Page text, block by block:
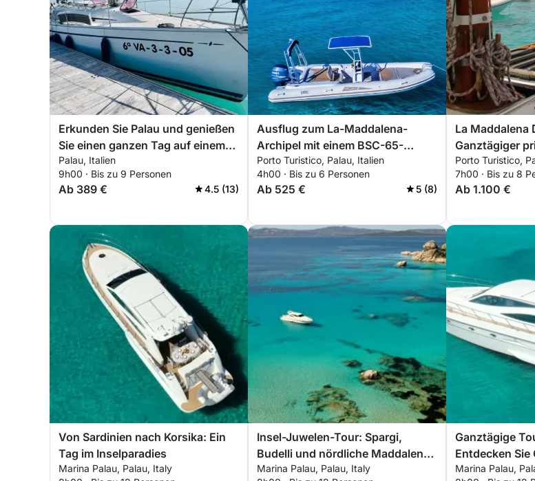
Erkunden Sie Palau und genießen
Sie einen ganzen Tag auf einem
Segelboot.
Palau, Italien
9h00 · Bis zu 9 Personen
Ab 389 € 4.5 (13)
Ausflug zum La-Maddalena-
Archipel mit einem BSC-65-
Schlauchboot und Fahrer
(halbtägig, 4 Stunden)
Porto Turistico, Palau, Italien
4h00 · Bis zu 6 Personen
Ab 525 € 5 (8)
La Maddalena
Ganztägiger
ab Palau
Porto Turistico,
7h00 · Bis zu 8
Ab 1.100 €
Von Sardinien nach Korsika: Ein
Tag im Inselparadies
Marina Palau, Palau, Italy
Insel-Juwelen-Tour: Spargi,
Budelli und nördliche Maddalena
von Palau aus
Marina Palau, Palau, Italy
Ganztägige
Entdecken Sie
Maddalena
Marina Palau,